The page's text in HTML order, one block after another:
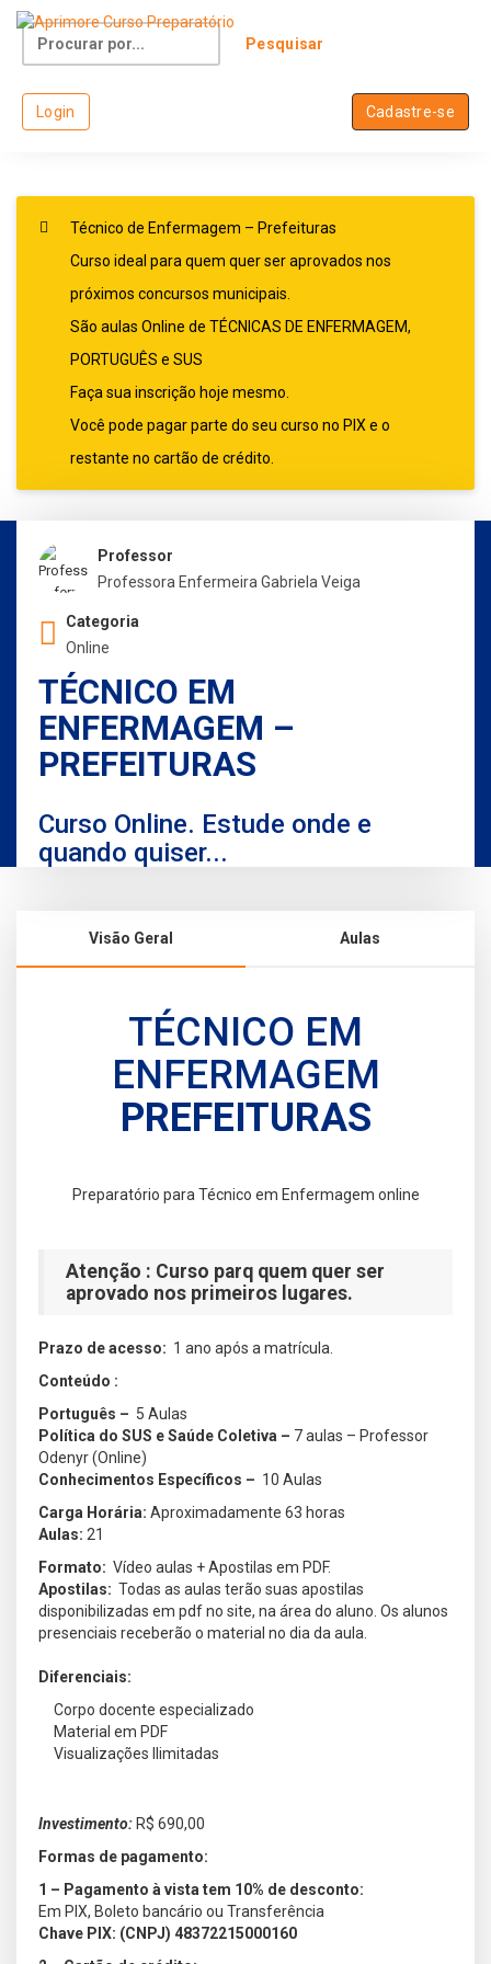
Skip
content
Search
for:
Login Cadastre-se
Técnico de Enfermagem – Prefeituras
Curso ideal para quem quer ser aprovados nos
próximos concursos municipais.
São aulas Online de TÉCNICAS DE ENFERMAGEM,
PORTUGUÊS e SUS
Faça sua inscrição hoje mesmo.
Você pode pagar parte do seu curso no PIX e o
restante no cartão de crédito.
Professor
Professora Enfermeira Gabriela Veiga
Categoria
Online
TÉCNICO EM
ENFERMAGEM –
PREFEITURAS
Curso Online. Estude onde e
quando quiser...
Visão Geral Aulas
TÉCNICO EM
ENFERMAGEM
PREFEITURAS
Preparatório para Técnico em Enfermagem online
Atenção : Curso parq quem quer ser
aprovado nos primeiros lugares.
Prazo de acesso: 1 ano após a matrícula.
Conteúdo :
Português – 5 Aulas
Política do SUS e Saúde Coletiva – 7 aulas – Professor
Odenyr (Online)
Conhecimentos Específicos – 10 Aulas
Carga Horária: Aproximadamente 63 horas
Aulas: 21
Formato: Vídeo aulas + Apostilas em PDF.
Apostilas: Todas as aulas terão suas apostilas
disponibilizadas em pdf no site, na área do aluno. Os alunos
presenciais receberão o material no dia da aula.
Diferenciais:
Corpo docente especializado
Material em PDF
Visualizações Ilimitadas
Investimento: R$ 690,00
Formas de pagamento:
1 – Pagamento à vista tem 10% de desconto:
Em PIX, Boleto bancário ou Transferência
Chave PIX: (CNPJ) 48372215000160